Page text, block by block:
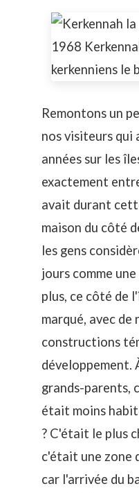
Remontons un
nos visiteurs qui
années sur les
exactement
avait durant
maison du côté
les gens
jours comme
plus, ce côté de
marqué, avec de
constructions
développement.
grands-parents,
était moins
? C'était le plus
c'était une zone
car l'arrivée du